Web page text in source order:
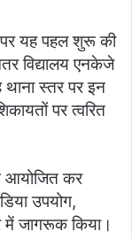
पर यह पहल शुरू की
विद्यालय एनकेजे
स्तर पर इन
पर त्वरित
आयोजित कर
उपयोग,
में जागरूक किया।